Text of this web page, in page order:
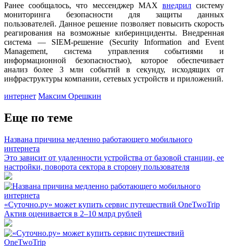
Ранее сообщалось, что мессенджер MАХ внедрилсистему
мониторинга безопасности для защиты данных
пользователей. Данное решение позволяет повысить скорость
реагирования на возможные киберинциденты. Внедренная
система — SIEM-решение (Security Information and Event
Management, система управления событиями и
информационной безопасностью), которое обеспечивает
анализ более 3 млн событий в секунду, исходящих от
инфраструктуры компании, сетевых устройств и приложений.
интернет Максим Орешкин
Еще по теме
Названа причина медленно работающего мобильного
интернета
Это зависит от удаленности устройства от базовой станции, ее
настройки, поворота сектора в сторону пользователя
«Суточно.ру» может купить сервис путешествий OneTwoTrip
Актив оценивается в 2–10 млрд рублей